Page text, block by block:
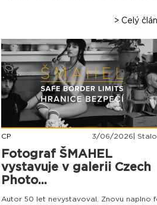
> Celý
CP 3/06/2026|
Fotograf ŠMAHEL
vystavuje v galerii Czech
Photo...
Autor 50 let nevystavoval. Znovu naplno